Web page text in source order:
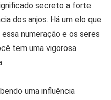
secreto a forte
dos anjos. Há um elo que
numeração e os seres
tem uma vigorosa
uma influência